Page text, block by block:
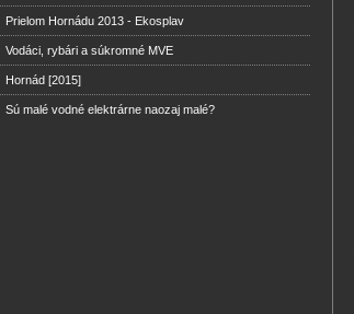
Prielom Hornádu 2013 - Ekosplav
Vodáci, rybári a súkromné MVE
Hornád [2015]
Sú malé vodné elektrárne naozaj malé?